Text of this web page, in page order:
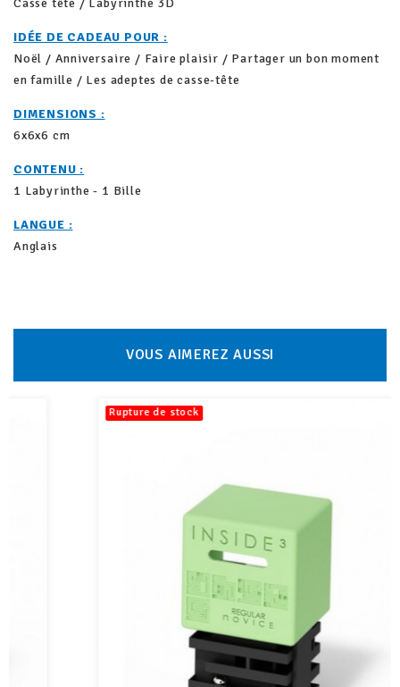
IDÉE DE CADEAU POUR :
Noël / Anniversaire / Faire plaisir / Partager un bon moment
en famille / Les adeptes de casse-tête
DIMENSIONS :
6x6x6 cm
CONTENU :
1 Labyrinthe - 1 Bille
LANGUE :
Anglais
VOUS AIMEREZ AUSSI
Rupture de stock